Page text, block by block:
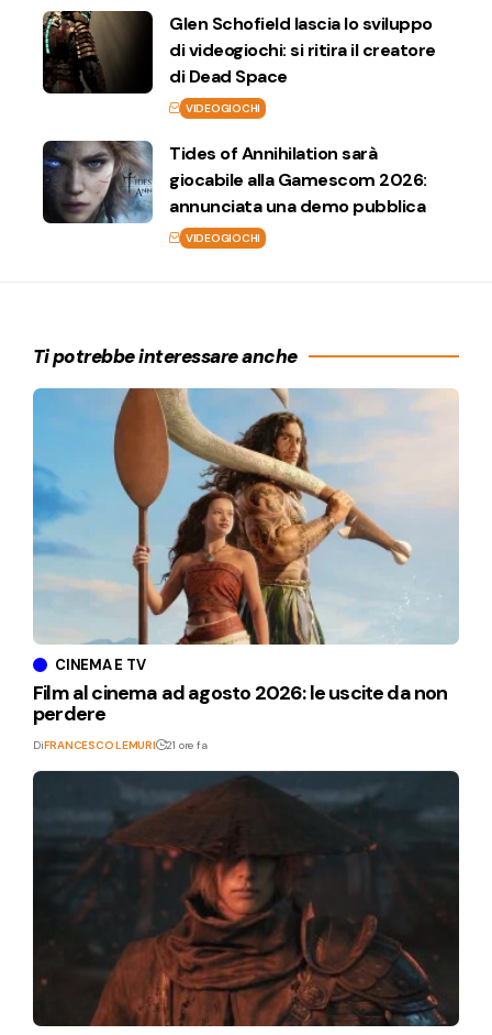
Glen Schofield lascia lo sviluppo
di videogiochi: si ritira il creatore
di Dead Space
VIDEOGIOCHI
Tides of Annihilation sarà
giocabile alla Gamescom 2026:
annunciata una demo pubblica
VIDEOGIOCHI
Ti potrebbe interessare anche
CINEMA E TV
Film al cinema ad agosto 2026: le uscite da non
perdere
DiFRANCESCO LEMURI 21 ore fa